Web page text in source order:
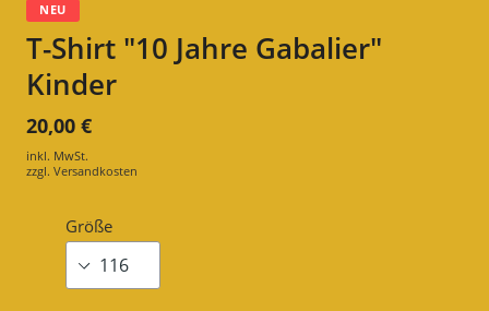
NEU
T-Shirt "10 Jahre Gabalier"
Kinder
20,00 €
inkl. MwSt.
zzgl. Versandkosten
Größe